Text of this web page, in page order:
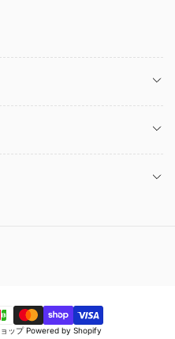
ップ Powered by Shopify